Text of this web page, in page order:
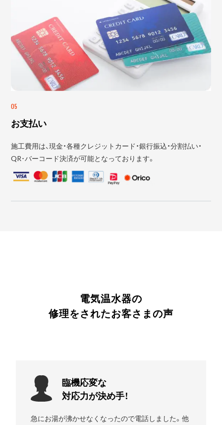
05
お支払い
施工費用は、現金・各種クレジットカード・銀行振込・分割払い・
QR･バーコード決済が可能となっております。
電気温水器の
修理をされたお客さまの声
お願いして
良かったです!
エコキュートを使用していましたがガスの給湯器に